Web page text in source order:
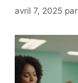
avril 7, 2025 par